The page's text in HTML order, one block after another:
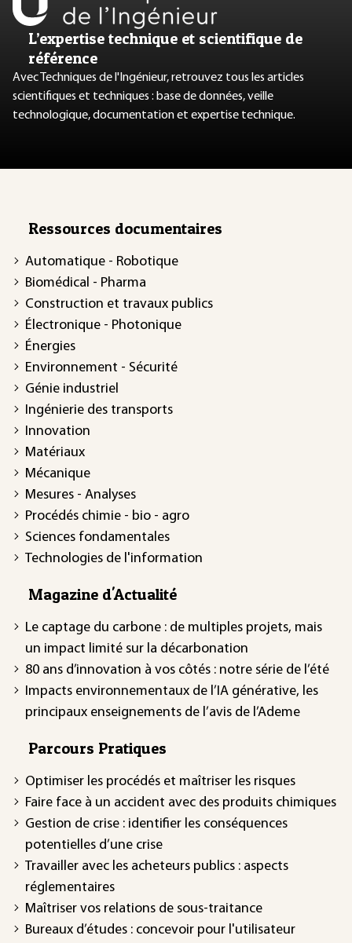
L’expertise technique et scientifique de
référence
Avec Techniques de l'Ingénieur, retrouvez tous les articles
scientifiques et techniques : base de données, veille
technologique, documentation et expertise technique.
Ressources documentaires
Automatique - Robotique
Biomédical - Pharma
Construction et travaux publics
Électronique - Photonique
Énergies
Environnement - Sécurité
Génie industriel
Ingénierie des transports
Innovation
Matériaux
Mécanique
Mesures - Analyses
Procédés chimie - bio - agro
Sciences fondamentales
Technologies de l'information
Magazine d'Actualité
Le captage du carbone : de multiples projets, mais
un impact limité sur la décarbonation
80 ans d’innovation à vos côtés : notre série de l’été
Impacts environnementaux de l’IA générative, les
principaux enseignements de l’avis de l’Ademe
Parcours Pratiques
Optimiser les procédés et maîtriser les risques
Faire face à un accident avec des produits chimiques
Gestion de crise : identifier les conséquences
potentielles d’une crise
Travailler avec les acheteurs publics : aspects
réglementaires
Maîtriser vos relations de sous-traitance
Bureaux d’études : concevoir pour l'utilisateur